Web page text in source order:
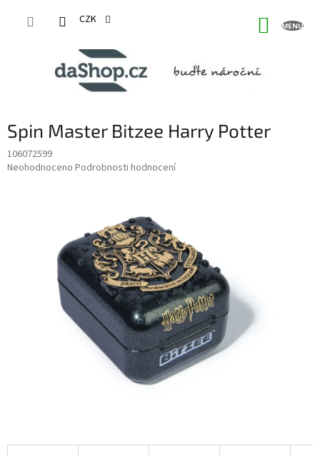
CZK
Spin Master Bitzee Harry Potter
106072599
Průměrné
Neohodnoceno Podrobnosti hodnocení